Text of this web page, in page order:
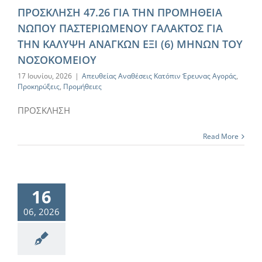
ΠΡΟΣΚΛΗΣΗ 47.26 ΓΙΑ ΤΗΝ ΠΡΟΜΗΘΕΙΑ
ΝΩΠΟΥ ΠΑΣΤΕΡΙΩΜΕΝΟΥ ΓΑΛΑΚΤΟΣ ΓΙΑ
ΤΗΝ ΚΑΛΥΨΗ ΑΝΑΓΚΩΝ ΕΞΙ (6) ΜΗΝΩΝ ΤΟΥ
ΝΟΣΟΚΟΜΕΙΟΥ
17 Ιουνίου, 2026 | Απευθείας Αναθέσεις Κατόπιν Έρευνας Αγοράς,
Προκηρύξεις, Προμήθειες
ΠΡΟΣΚΛΗΣΗ
Read More
16
06, 2026